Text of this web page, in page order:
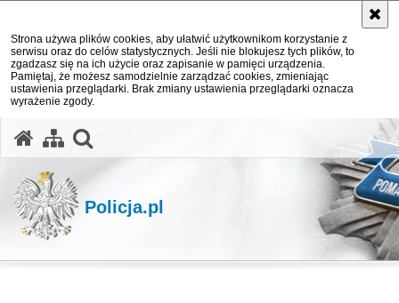
Strona używa plików cookies, aby ułatwić użytkownikom korzystanie z
serwisu oraz do celów statystycznych. Jeśli nie blokujesz tych plików, to
zgadzasz się na ich użycie oraz zapisanie w pamięci urządzenia.
Pamiętaj, że możesz samodzielnie zarządzać cookies, zmieniając
ustawienia przeglądarki. Brak zmiany ustawienia przeglądarki oznacza
wyrażenie zgody.
Policja.pl